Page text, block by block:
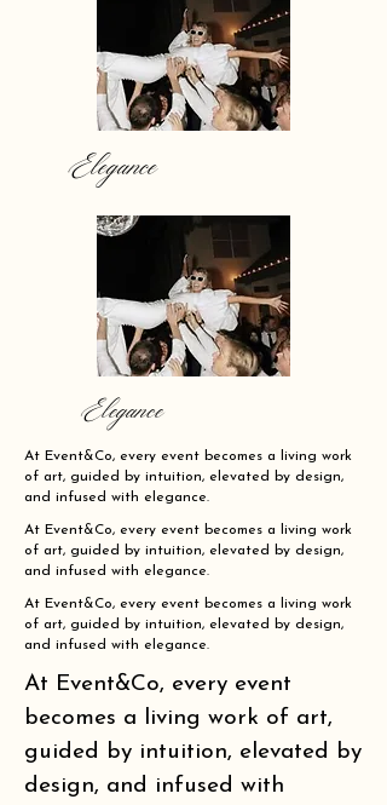
Elegance
Elegance
At Event&Co, every event becomes a living work
of art, guided by intuition, elevated by design,
and infused with elegance.
At Event&Co, every event becomes a living work
of art, guided by intuition, elevated by design,
and infused with elegance.
At Event&Co, every event becomes a living work
of art, guided by intuition, elevated by design,
and infused with elegance.
At Event&Co, every event
becomes a living work of art,
guided by intuition, elevated by
design, and infused with